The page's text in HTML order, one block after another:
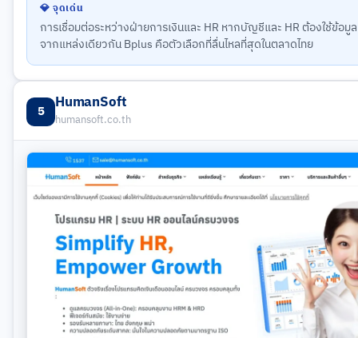
💎 จุดเด่น
การเชื่อมต่อระหว่างฝ่ายการเงินและ HR หากบัญชีและ HR ต้องใช้ข้อมู
จากแหล่งเดียวกัน Bplus คือตัวเลือกที่ลื่นไหลที่สุดในตลาดไทย
5 HumanSoft
humansoft.co.th